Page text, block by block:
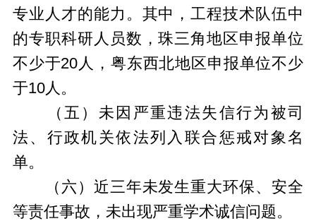
专业人才的能力。其中，工程技术队伍中
的专职科研人员数，珠三角地区申报单位
不少于20人，粤东西北地区申报单位不少
于10人。
（五）未因严重违法失信行为被司
法、行政机关依法列入联合惩戒对象名
单。
（六）近三年未发生重大环保、安全
等责任事故，未出现严重学术诚信问题。